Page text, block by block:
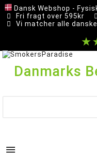
Dansk Webshop -
Fri fragt over 595kr
Vi matcher alle
Danmarks
